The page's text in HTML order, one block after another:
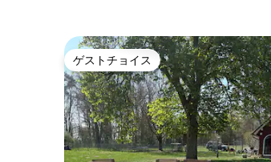
ゲストチョイス
ゲストチョイス